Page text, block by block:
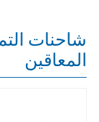
شاحنات
المعاقين